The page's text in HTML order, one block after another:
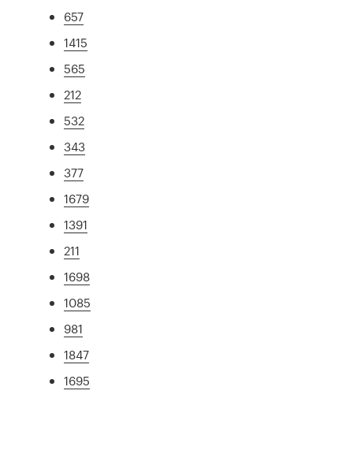
657
1415
565
212
532
343
377
1679
1391
211
1698
1085
981
1847
1695